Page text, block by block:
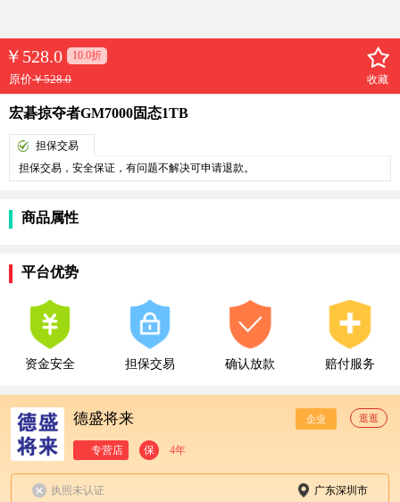
￥ 528.0 10.0折
原价￥528.0 收藏
宏碁掠夺者GM7000固态1TB
担保交易
担保交易，安全保证，有问题不解决可申请退款。
商品属性
平台优势
资金安全 担保交易 确认放款 赔付服务
德盛将来 企业 逛逛
专营店 保 4年
执照未认证 广东深圳市